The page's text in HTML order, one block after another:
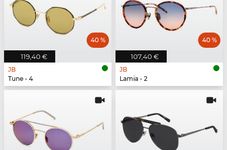
119,40 €
40 %
JB
Tune - 4
107,40 €
40 %
JB
Lamia - 2